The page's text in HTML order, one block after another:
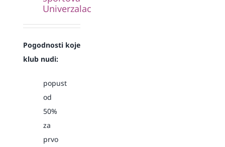
Univerzalac
Pogodnosti koje
klub nudi:
popust
od
50%
za
prvo